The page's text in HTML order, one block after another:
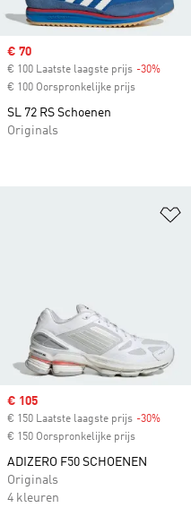
Sale price
€ 70
€ 100 Laatste laagste prijs -30%
€ 100 Oorspronkelijke prijs
SL 72 RS Schoenen
Originals
Sale price
€ 105
€ 150 Laatste laagste prijs -30%
€ 150 Oorspronkelijke prijs
ADIZERO F50 SCHOENEN
Originals
4 kleuren